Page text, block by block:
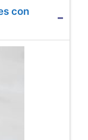
con